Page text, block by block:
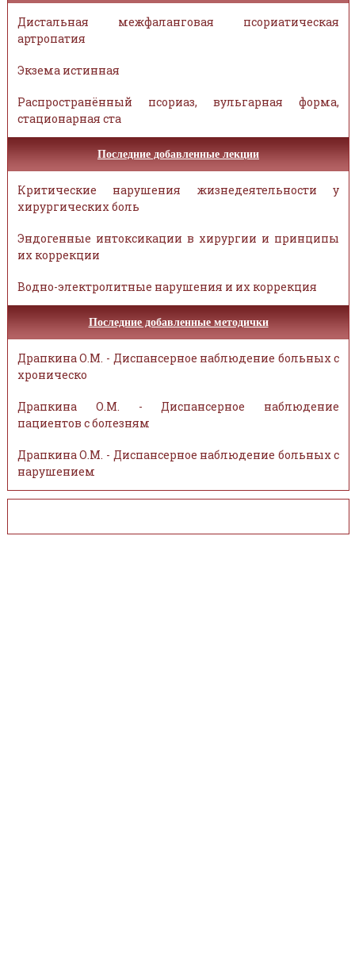
Дистальная межфаланговая псориатическая
артропатия
Экзема истинная
Распространённый псориаз, вульгарная форма,
стационарная ста
Последние добавленные лекции
Критические нарушения жизнедеятельности у
хирургических боль
Эндогенные интоксикации в хирургии и принципы
их коррекции
Водно-электролитные нарушения и их коррекция
Последние добавленные методички
Драпкина О.М. - Диспансерное наблюдение больных с
хроническо
Драпкина О.М. - Диспансерное наблюдение
пациентов с болезням
Драпкина О.М. - Диспансерное наблюдение больных с
нарушением